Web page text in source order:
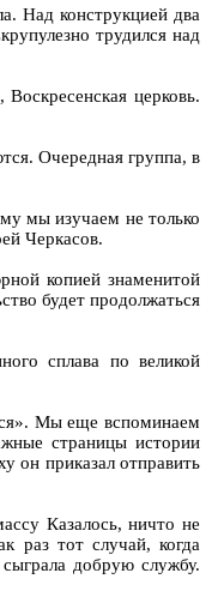
Над конструкцией два
трудился над
церковь.
Очередная группа, в
мы изучаем не только
Черкасов.
копией знаменитой
будет продолжаться
сплава по великой
Мы еще вспоминаем
страницы истории
он приказал отправить
Казалось, ничто не
раз тот случай, когда
добрую службу.